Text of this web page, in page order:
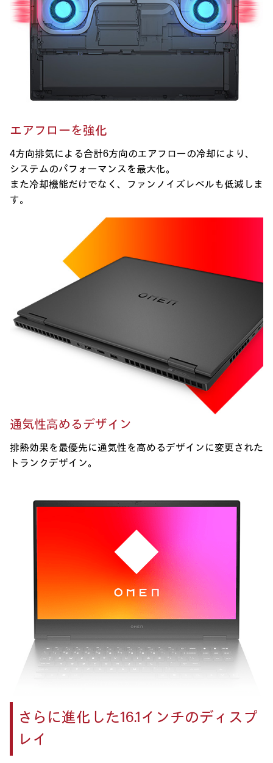
エアフローを強化
4方向排気による合計6方向のエアフローの冷却により、
システムのパフォーマンスを最大化。
また冷却機能だけでなく、ファンノイズレベルも低減しま
す。
通気性高めるデザイン
排熱効果を最優先に通気性を高めるデザインに変更された
トランクデザイン。
さらに進化した16.1インチのディスプ
レイ